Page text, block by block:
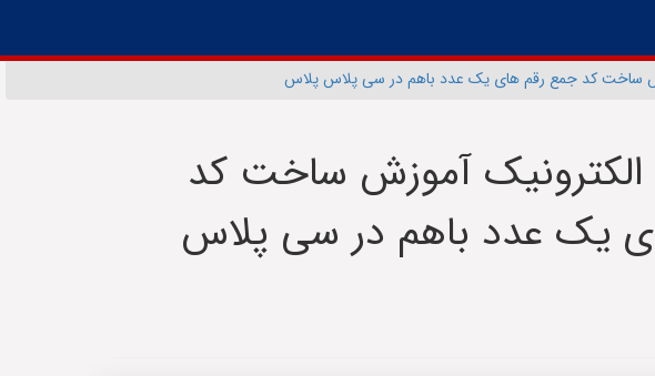
ساخت کد جمع رقم های یک عدد باهم در سی پلاس پلاس
الکترونیک آموزش ساخت کد
یک عدد باهم در سی پلاس